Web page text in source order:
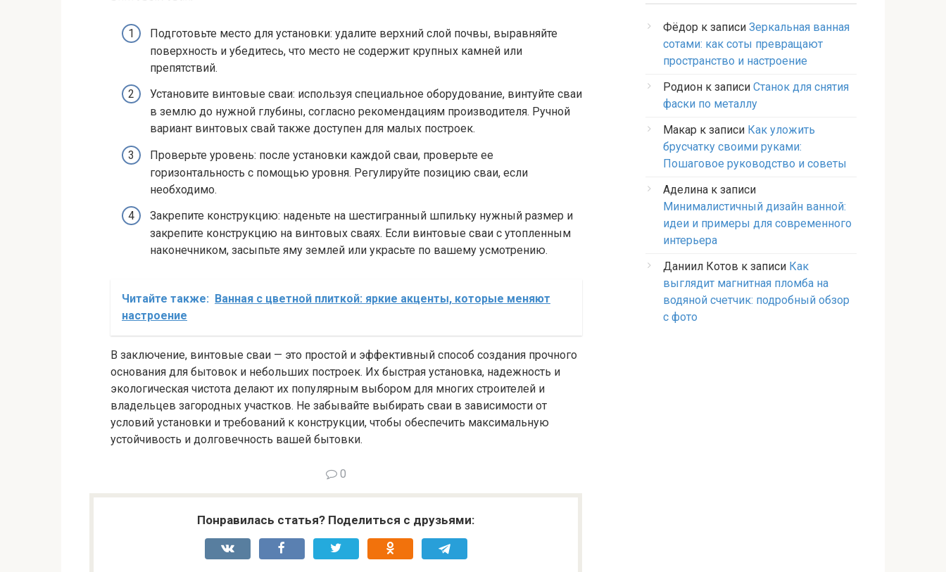
Подготовьте место для установки: удалите верхний слой почвы, выравняйте
поверхность и убедитесь, что место не содержит крупных камней или
препятствий.
Установите винтовые сваи: используя специальное оборудование, винтуйте сваи
в землю до нужной глубины, согласно рекомендациям производителя. Ручной
вариант винтовых свай также доступен для малых построек.
Проверьте уровень: после установки каждой сваи, проверьте ее
горизонтальность с помощью уровня. Регулируйте позицию сваи, если
необходимо.
Закрепите конструкцию: наденьте на шестигранный шпильку нужный размер и
закрепите конструкцию на винтовых сваях. Если винтовые сваи с утопленным
наконечником, засыпьте яму землей или украсьте по вашему усмотрению.
Читайте также: Ванная с цветной плиткой: яркие акценты, которые меняют
настроение
В заключение, винтовые сваи — это простой и эффективный способ создания прочного
основания для бытовок и небольших построек. Их быстрая установка, надежность и
экологическая чистота делают их популярным выбором для многих строителей и
владельцев загородных участков. Не забывайте выбирать сваи в зависимости от
условий установки и требований к конструкции, чтобы обеспечить максимальную
устойчивость и долговечность вашей бытовки.
0
Понравилась статья? Поделиться с друзьями:
Фёдор к записи Зеркальная ванная
сотами: как соты превращают
пространство и настроение
Родион к записи Станок для снятия
фаски по металлу
Макар к записи Как уложить
брусчатку своими руками:
Пошаговое руководство и советы
Аделина к записи
Минималистичный дизайн ванной:
идеи и примеры для современного
интерьера
Даниил Котов к записи Как
выглядит магнитная пломба на
водяной счетчик: подробный обзор
с фото